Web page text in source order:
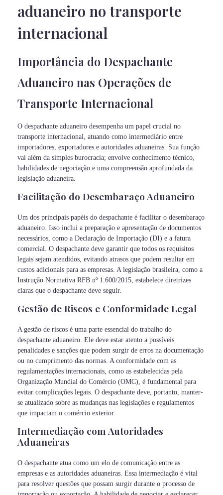
aduaneiro no transporte
internacional
Importância do Despachante
Aduaneiro nas Operações de
Transporte Internacional
O despachante aduaneiro desempenha um papel crucial no
transporte internacional, atuando como intermediário entre
importadores, exportadores e autoridades aduaneiras. Sua função
vai além da simples burocracia; envolve conhecimento técnico,
habilidades de negociação e uma compreensão aprofundada da
legislação aduaneira.
Facilitação do Desembaraço Aduaneiro
Um dos principais papéis do despachante é facilitar o desembaraço
aduaneiro. Isso inclui a preparação e apresentação de documentos
necessários, como a Declaração de Importação (DI) e a fatura
comercial. O despachante deve garantir que todos os requisitos
legais sejam atendidos, evitando atrasos que podem resultar em
custos adicionais para as empresas. A legislação brasileira, como a
Instrução Normativa RFB nº 1.600/2015, estabelece diretrizes
claras que o despachante deve seguir.
Gestão de Riscos e Conformidade Legal
A gestão de riscos é uma parte essencial do trabalho do
despachante aduaneiro. Ele deve estar atento a possíveis
penalidades e sanções que podem surgir de erros na documentação
ou no cumprimento das normas. A conformidade com as
regulamentações internacionais, como as estabelecidas pela
Organização Mundial do Comércio (OMC), é fundamental para
evitar complicações legais. O despachante deve, portanto, manter-
se atualizado sobre as mudanças nas legislações e regulamentos
que impactam o comércio exterior.
Intermediação com Autoridades
Aduaneiras
O despachante atua como um elo de comunicação entre as
empresas e as autoridades aduaneiras. Essa intermediação é vital
para resolver questões que possam surgir durante o processo de